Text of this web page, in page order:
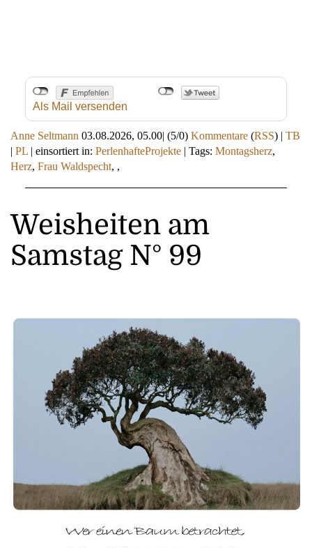
Als Mail versenden
Anne Seltmann 03.08.2026, 05.00| (5/0) Kommentare (RSS) | TB
| PL | einsortiert in: PerlenhafteProjekte | Tags: Montagsherz,
Herz, Frau Waldspecht, ,
Weisheiten am
Samstag N° 99